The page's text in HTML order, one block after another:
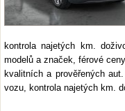
kontrola najetých km.
modelů a značek, férové
kvalitních a prověřených
vozu, kontrola najetých km.